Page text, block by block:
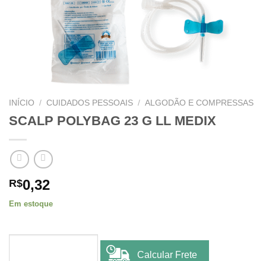
INÍCIO / CUIDADOS PESSOAIS / ALGODÃO E COMPRESSAS
SCALP POLYBAG 23 G LL MEDIX
R$0,32
Em estoque
Calcular Frete